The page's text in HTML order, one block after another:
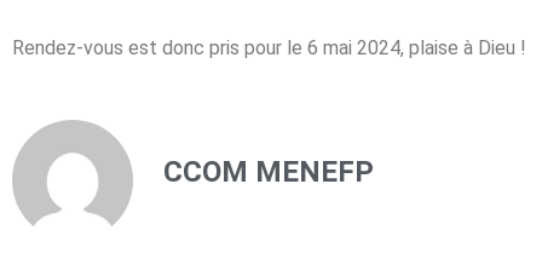
Rendez-vous est donc pris pour le 6 mai 2024, plaise à Dieu !
CCOM MENEFP